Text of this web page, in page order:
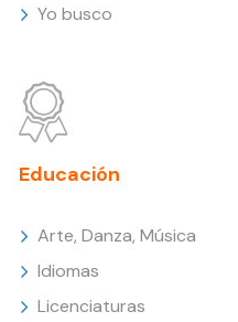
Yo busco
Educación
Arte, Danza, Música
Idiomas
Licenciaturas